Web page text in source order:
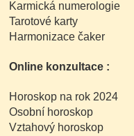
Karmická numerologie
Tarotové karty
Harmonizace čaker
Online konzultace :
Horoskop na rok 2024
Osobní horoskop
Vztahový horoskop